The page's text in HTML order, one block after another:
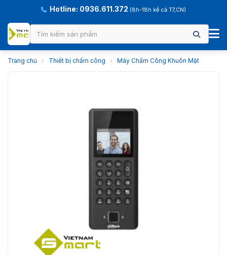
Hotline: 0936.611.372 (8h-18h kể cả T7,CN)
Trang chủ › Thiết bị chấm công › Máy Chấm Công Khuôn Mặt